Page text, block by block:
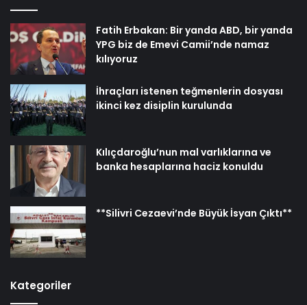
Fatih Erbakan: Bir yanda ABD, bir yanda
YPG biz de Emevi Camii’nde namaz
kılıyoruz
İhraçları istenen teğmenlerin dosyası
ikinci kez disiplin kurulunda
Kılıçdaroğlu’nun mal varlıklarına ve
banka hesaplarına haciz konuldu
**Silivri Cezaevi’nde Büyük İsyan Çıktı**
Kategoriler